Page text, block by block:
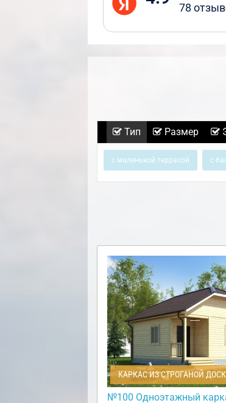
78
Тип Размер
с маленькой террасой с
КАРКАС ИЗ СТРОГАНОЙ
№100 Одноэтажный